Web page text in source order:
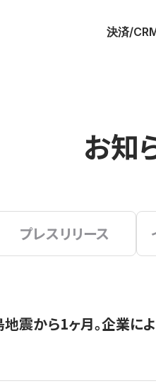
決済/
お知
プレスリリース
震から1ヶ月。企業に